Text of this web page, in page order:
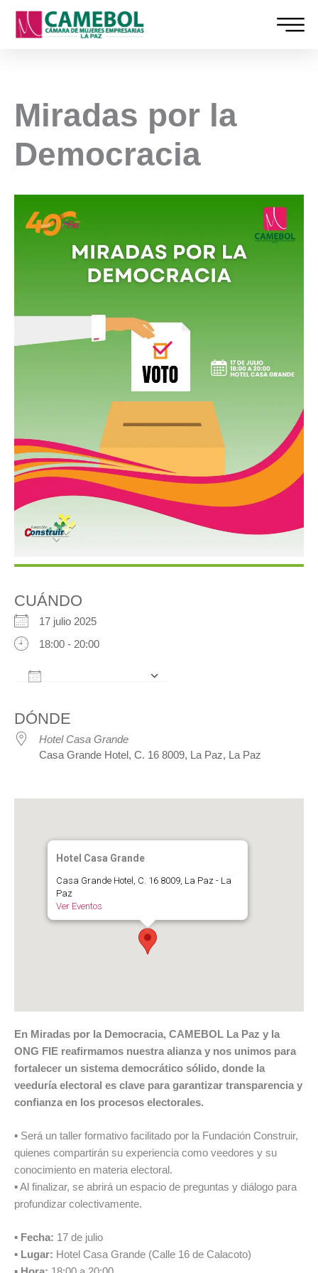
contenido
Miradas por la
Democracia
CUÁNDO
17 julio 2025
18:00 - 20:00
DÓNDE
Hotel Casa Grande
Casa Grande Hotel, C. 16 8009, La Paz, La Paz
Hotel Casa Grande
Casa Grande Hotel, C. 16 8009, La Paz - La
Paz
Ver Eventos
En Miradas por la Democracia, CAMEBOL La Paz y la
ONG FIE reafirmamos nuestra alianza y nos unimos para
fortalecer un sistema democrático sólido, donde la
veeduría electoral es clave para garantizar transparencia y
confianza en los procesos electorales.
▪ Será un taller formativo facilitado por la Fundación Construir,
quienes compartirán su experiencia como veedores y su
conocimiento en materia electoral.
▪ Al finalizar, se abrirá un espacio de preguntas y diálogo para
profundizar colectivamente.
▪ Fecha: 17 de julio
▪ Lugar: Hotel Casa Grande (Calle 16 de Calacoto)